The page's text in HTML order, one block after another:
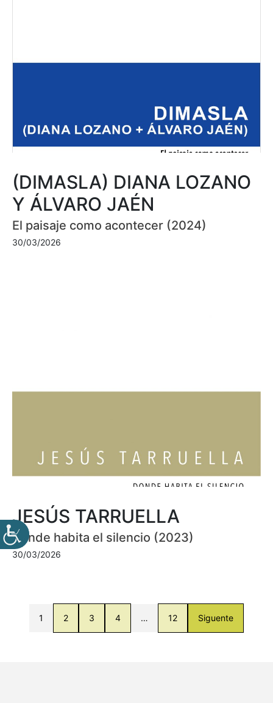
(DIMASLA) DIANA LOZANO
Y ÁLVARO JAÉN
El paisaje como acontecer (2024)
30/03/2026
JESÚS TARRUELLA
Donde habita el silencio (2023)
30/03/2026
1 2 3 4 … 12 Siguente